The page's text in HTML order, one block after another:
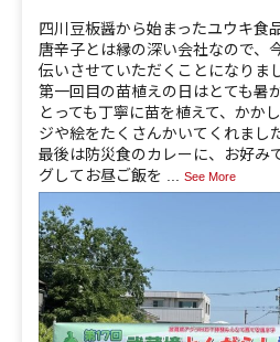
四川豆板醤から始まったユウキ食品
唐辛子とは縁の深い会社なので、
伝いさせていただくことになりま
第一回目の苗植えの日はとても暑
とっても丁寧に苗を植えて、かか
ジや絵をたくさんかいてくれまし
最後は防災食のカレーに、お好み
グしてお昼ご飯を
See More